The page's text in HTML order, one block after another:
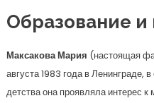
Образование и
Максакова Мария (настоящая
августа 1983 года в Ленинграде,
детства она проявляла интерес